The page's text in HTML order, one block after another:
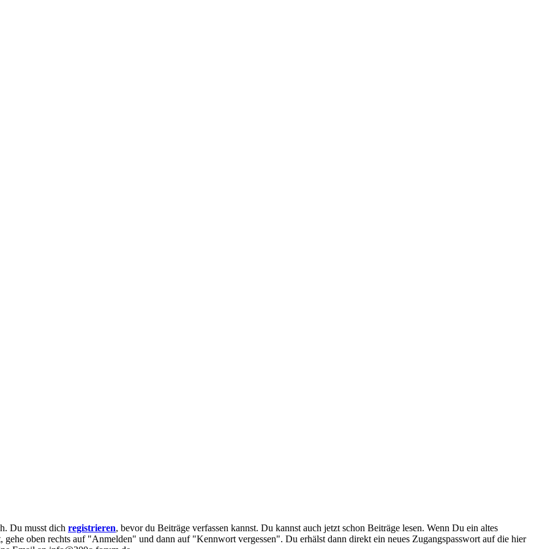
Du musst dich registrieren, bevor du Beiträge verfassen kannst. Du kannst auch jetzt schon Beiträge lesen. Wenn Du ein altes
oben rechts auf "Anmelden" und dann auf "Kennwort vergessen". Du erhälst dann direkt ein neues Zugangspasswort auf die hier